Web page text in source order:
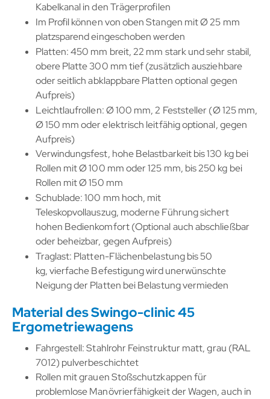
Kabelkanal in den Trägerprofilen
Im Profil können von oben Stangen mit Ø 25 mm
platzsparend eingeschoben werden
Platten: 450 mm breit, 22 mm stark und sehr stabil,
obere Platte 300 mm tief (zusätzlich ausziehbare
oder seitlich abklappbare Platten optional gegen
Aufpreis)
Leichtlaufrollen: Ø 100 mm, 2 Feststeller (Ø 125 mm,
Ø 150 mm oder elektrisch leitfähig optional, gegen
Aufpreis)
Verwindungsfest, hohe Belastbarkeit bis 130 kg bei
Rollen mit Ø 100 mm oder 125 mm, bis 250 kg bei
Rollen mit Ø 150 mm
Schublade: 100 mm hoch, mit
Teleskopvollauszug, moderne Führung sichert
hohen Bedienkomfort (Optional auch abschließbar
oder beheizbar, gegen Aufpreis)
Traglast: Platten-Flächenbelastung bis 50
kg, vierfache Befestigung wird unerwünschte
Neigung der Platten bei Belastung vermieden
Material des Swingo-clinic 45
Ergometriewagens
Fahrgestell: Stahlrohr Feinstruktur matt, grau (RAL
7012) pulverbeschichtet
Rollen mit grauen Stoßschutzkappen für
problemlose Manövrierfähigkeit der Wagen, auch in